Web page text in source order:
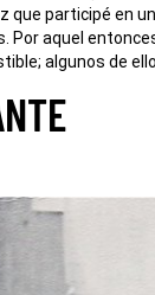
que participé en
aquel
algunos de